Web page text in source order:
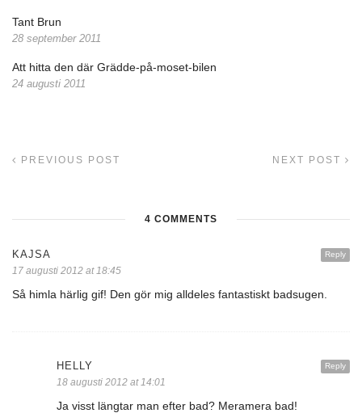
Tant Brun
28 september 2011
Att hitta den där Grädde-på-moset-bilen
24 augusti 2011
PREVIOUS POST NEXT POST
4 COMMENTS
Reply
KAJSA
17 augusti 2012 at 18:45
Så himla härlig gif! Den gör mig alldeles fantastiskt badsugen.
Reply
HELLY
18 augusti 2012 at 14:01
Ja visst längtar man efter bad? Meramera bad!